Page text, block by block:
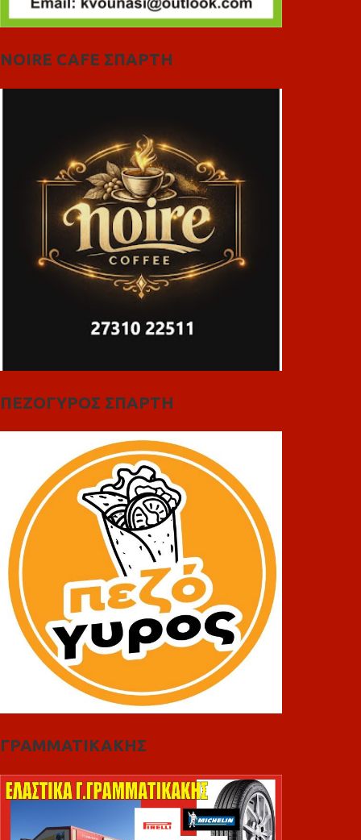
NOIRE CAFE ΣΠΑΡΤΗ
ΠΕΖΟΓΥΡΟΣ ΣΠΑΡΤΗ
ΓΡΑΜΜΑΤΙΚΑΚΗΣ